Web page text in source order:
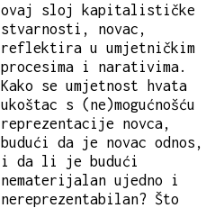
ovaj sloj kapitalističke
stvarnosti, novac,
reflektira u umjetničkim
procesima i narativima.
Kako se umjetnost hvata
ukoštac s (ne)mogućnošću
reprezentacije novca,
budući da je novac odnos,
i da li je budući
nematerijalan ujedno i
nereprezentabilan? Što